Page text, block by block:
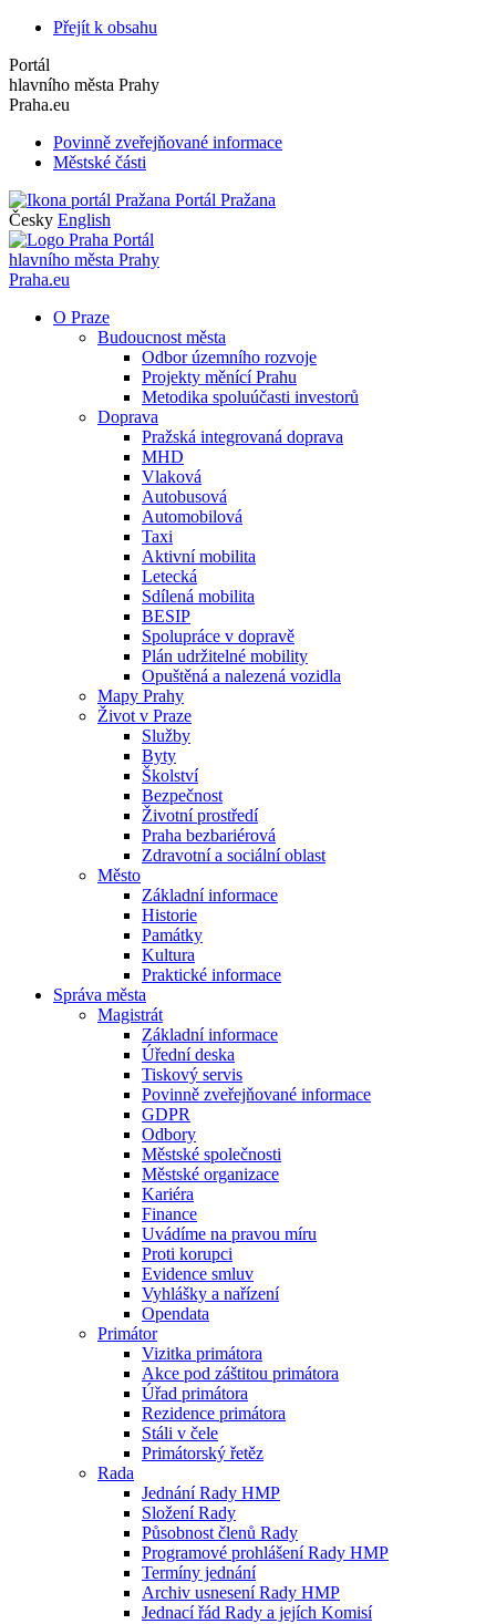
Přejít k obsahu
Portál
hlavního města Prahy
Praha.eu
Povinně zveřejňované informace
Městské části
Portál Pražana
Česky English
Portál
hlavního města Prahy
Praha.eu
O Praze
Budoucnost města
Odbor územního rozvoje
Projekty měnící Prahu
Metodika spoluúčasti investorů
Doprava
Pražská integrovaná doprava
MHD
Vlaková
Autobusová
Automobilová
Taxi
Aktivní mobilita
Letecká
Sdílená mobilita
BESIP
Spolupráce v dopravě
Plán udržitelné mobility
Opuštěná a nalezená vozidla
Mapy Prahy
Život v Praze
Služby
Byty
Školství
Bezpečnost
Životní prostředí
Praha bezbariérová
Zdravotní a sociální oblast
Město
Základní informace
Historie
Památky
Kultura
Praktické informace
Správa města
Magistrát
Základní informace
Úřední deska
Tiskový servis
Povinně zveřejňované informace
GDPR
Odbory
Městské společnosti
Městské organizace
Kariéra
Finance
Uvádíme na pravou míru
Proti korupci
Evidence smluv
Vyhlášky a nařízení
Opendata
Primátor
Vizitka primátora
Akce pod záštitou primátora
Úřad primátora
Rezidence primátora
Stáli v čele
Primátorský řetěz
Rada
Jednání Rady HMP
Složení Rady
Působnost členů Rady
Programové prohlášení Rady HMP
Termíny jednání
Archiv usnesení Rady HMP
Jednací řád Rady a jejích Komisí